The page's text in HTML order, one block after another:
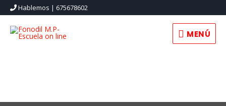
Hablemos | 675678602
MENÚ
MENÚ